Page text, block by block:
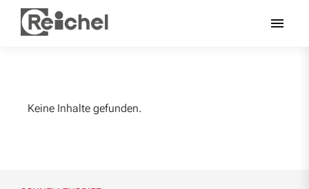
Keine Inhalte gefunden.